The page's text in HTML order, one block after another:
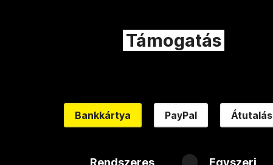
Támogatás
Bankkártya PayPal Átutalás
Rendszeres Egyszeri